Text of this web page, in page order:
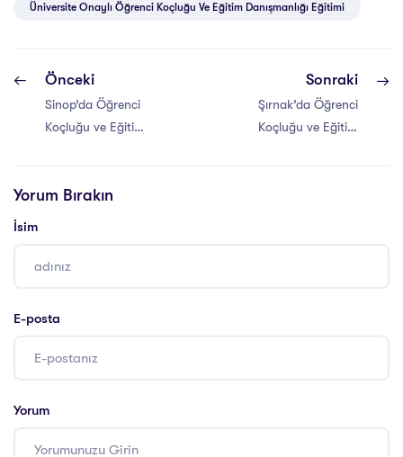
Üniversite Onaylı Öğrenci Koçluğu Ve Eğitim Danışmanlığı Eğitimi
Önceki
Sinop’da Öğrenci
Koçluğu ve Eğitim
Sonraki
Şırnak’da Öğrenci
Koçluğu ve Eğitim
Yorum Bırakın
İsim
E-posta
Yorum